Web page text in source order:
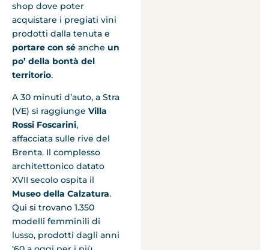
shop dove poter
acquistare i pregiati vini
prodotti dalla tenuta e
portare con sé anche un
po’ della bontà del
territorio.
A 30 minuti d’auto, a Stra
(VE) si raggiunge Villa
Rossi Foscarini,
affacciata sulle rive del
Brenta. Il complesso
architettonico datato
XVII secolo ospita il
Museo della Calzatura.
Qui si trovano 1.350
modelli femminili di
lusso, prodotti dagli anni